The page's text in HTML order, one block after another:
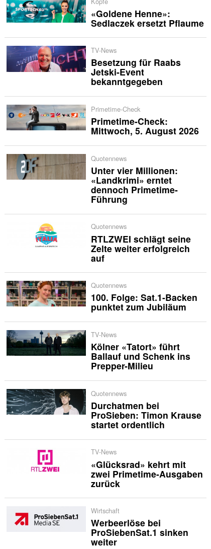
«Goldene Henne»:
Sedlaczek ersetzt Pflaume
TV-News
Besetzung für Raabs
Jetski-Event
bekanntgegeben
Primetime-Check
Primetime-Check:
Mittwoch, 5. August 2026
Quotennews
Unter vier Millionen:
«Landkrimi» erntet
dennoch Primetime-
Führung
Quotennews
RTLZWEI schlägt seine
Zelte weiter erfolgreich
auf
Quotennews
100. Folge: Sat.1-Backen
punktet zum Jubiläum
TV-News
Kölner «Tatort» führt
Ballauf und Schenk ins
Prepper-Milieu
Quotennews
Durchatmen bei
ProSieben: Timon Krause
startet ordentlich
TV-News
«Glücksrad» kehrt mit
zwei Primetime-Ausgaben
zurück
Wirtschaft
Werbeerlöse bei
ProSiebenSat.1 sinken
weiter